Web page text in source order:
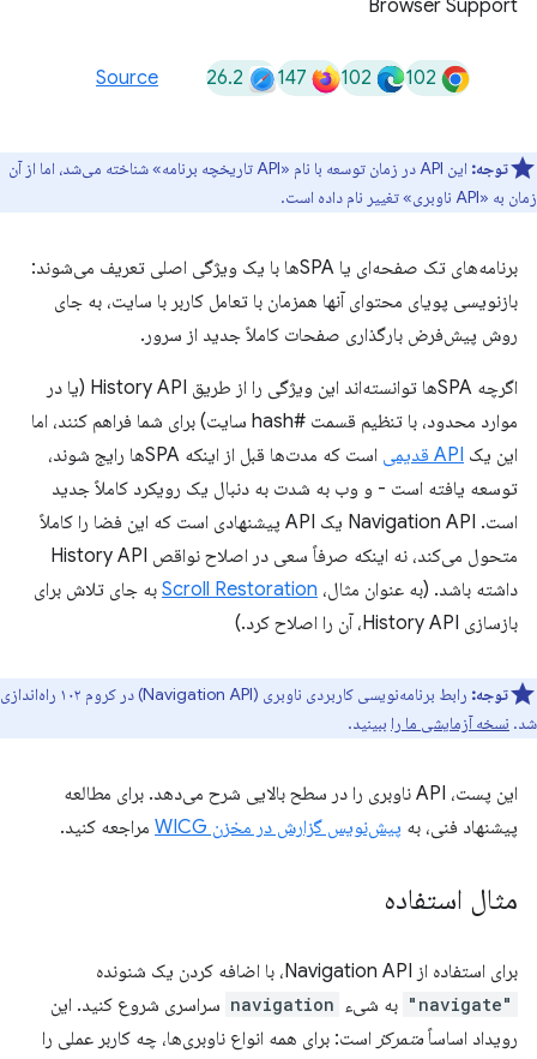
Browser Support
102
102
147
26.2
Source
توجه:
این API در زمان توسعه با نام «API تاریخچه برنامه» شناخته می‌شد، اما از آن
زمان به «API ناوبری» تغییر نام داده است.
برنامه‌های تک صفحه‌ای یا SPAها با یک ویژگی اصلی تعریف می‌شوند:
بازنویسی پویای محتوای آنها همزمان با تعامل کاربر با سایت، به جای
روش پیش‌فرض بارگذاری صفحات کاملاً جدید از سرور.
اگرچه SPAها توانسته‌اند این ویژگی را از طریق History API (یا در
موارد محدود، با تنظیم قسمت #hash سایت) برای شما فراهم کنند، اما
این یک API قدیمی
است که مدت‌ها قبل از اینکه SPAها رایج شوند،
توسعه یافته است - و وب به شدت به دنبال یک رویکرد کاملاً جدید
است. Navigation API یک API پیشنهادی است که این فضا را کاملاً
متحول می‌کند، نه اینکه صرفاً سعی در اصلاح نواقص History API
داشته باشد. (به عنوان مثال، Scroll Restoration به جای تلاش برای
بازسازی History API، آن را اصلاح کرد.)
توجه:
رابط برنامه‌نویسی کاربردی ناوبری (Navigation API) در کروم ۱۰۲ راه‌اندازی
شد. نسخه آزمایشی ما را ببینید.
این پست، API ناوبری را در سطح بالایی شرح می‌دهد. برای مطالعه
پیشنهاد فنی، به پیش‌نویس گزارش در مخزن WICG مراجعه کنید.
مثال استفاده
برای استفاده از Navigation API، با اضافه کردن یک شنونده
"navigate" به شیء navigation سراسری شروع کنید. این
رویداد اساساً متمرکز است: برای همه انواع ناوبری‌ها، چه کاربر عملی را